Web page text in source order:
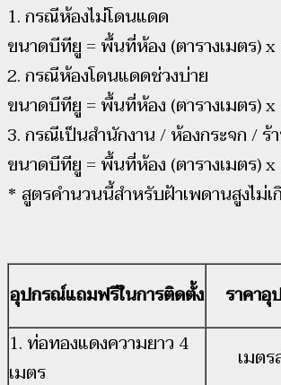
1. กรณีห้องไม่โดนแดด
ขนาดบีทียู = พื้นที่ห้อง (ตารางเมตร)
2. กรณีห้องโดนแดดช่วงบ่าย
ขนาดบีทียู = พื้นที่ห้อง (ตารางเมตร)
3. กรณีเป็นสำนักงาน / ห้องกระจก / ร้
ขนาดบีทียู = พื้นที่ห้อง (ตารางเมตร)
* สูตรคำนวนนี้สำหรับฝ้าเพดานสูงไม่เ
อุปกรณ์แถมฟรีในการติดตั้ง ราคา
1. ท่อทองแดงความยาว 4
เมตร
เมต